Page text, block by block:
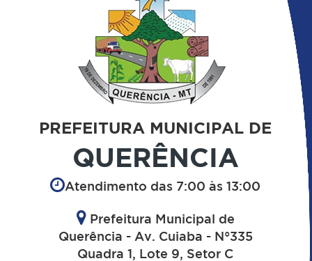
PREFEITURA MUNICIPAL DE
QUERÊNCIA
Atendimento das 7:00 às 13:00
Prefeitura Municipal de
Querência - Av. Cuiaba - N°335
Quadra 1, Lote 9, Setor C